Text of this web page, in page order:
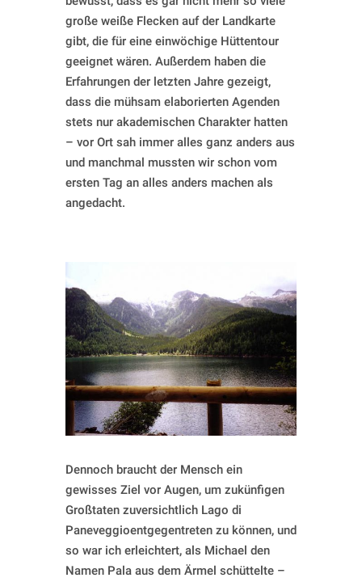
große weiße Flecken auf der Landkarte
gibt, die für eine einwöchige Hüttentour
geeignet wären. Außerdem haben die
Erfahrungen der letzten Jahre gezeigt,
dass die mühsam elaborierten Agenden
stets nur akademischen Charakter hatten
– vor Ort sah immer alles ganz anders aus
und manchmal mussten wir schon vom
ersten Tag an alles anders machen als
angedacht.
Dennoch braucht der Mensch ein
gewisses Ziel vor Augen, um zukünfigen
Großtaten zuversichtlich Lago di
Paneveggioentgegentreten zu können, und
so war ich erleichtert, als Michael den
Namen Pala aus dem Ärmel schüttelte –